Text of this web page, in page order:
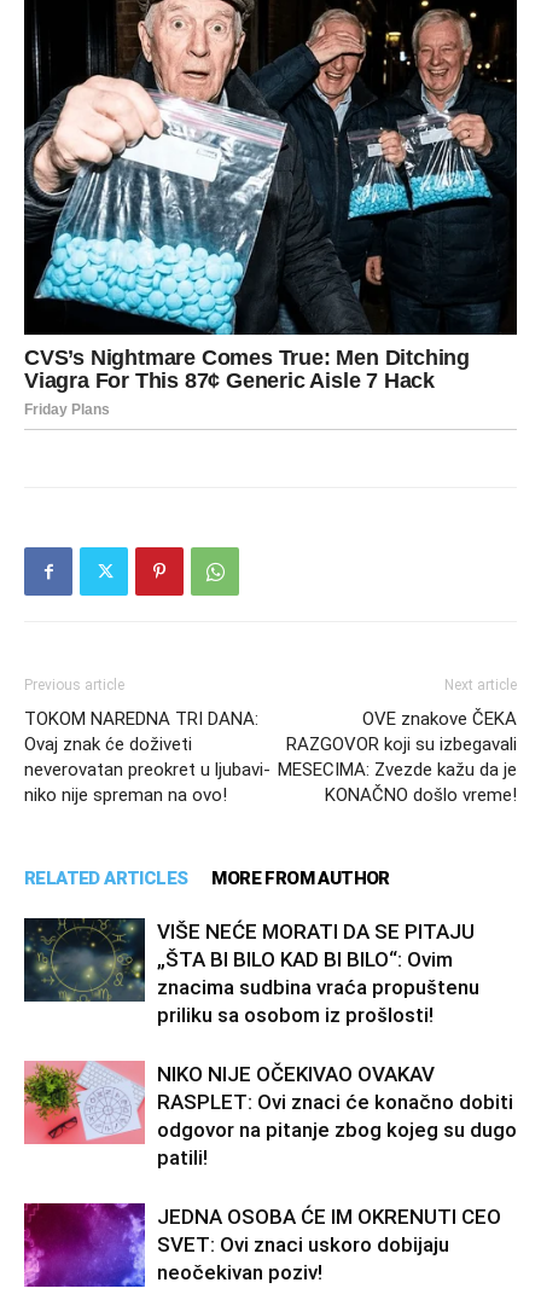
Previous article
TOKOM NAREDNA TRI DANA:
Ovaj znak će doživeti
neverovatan preokret u ljubavi-
niko nije spreman na ovo!
Next article
OVE znakove ČEKA
RAZGOVOR koji su izbegavali
MESECIMA: Zvezde kažu da je
KONAČNO došlo vreme!
RELATED ARTICLES MORE FROM AUTHOR
VIŠE NEĆE MORATI DA SE PITAJU
„ŠTA BI BILO KAD BI BILO“: Ovim
znacima sudbina vraća propuštenu
priliku sa osobom iz prošlosti!
NIKO NIJE OČEKIVAO OVAKAV
RASPLET: Ovi znaci će konačno dobiti
odgovor na pitanje zbog kojeg su dugo
patili!
JEDNA OSOBA ĆE IM OKRENUTI CEO
SVET: Ovi znaci uskoro dobijaju
neočekivan poziv!